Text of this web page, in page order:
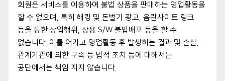
회원은 서비스를 이용하여 불법 상품을 판매하는 영업활동을
할 수 없으며, 특히 해킹 및 돈벌기 광고, 음란사이트 링크
등을 통한 상업행위, 상용 S/W 불법배포 등을 할 수
없습니다. 이를 어기고 영업활동 후 발생하는 결과 및 손실,
관계기관에 의한 구속 등 법적 조치 등에 대해서는
공단에서는 책임 지지 않습니다.